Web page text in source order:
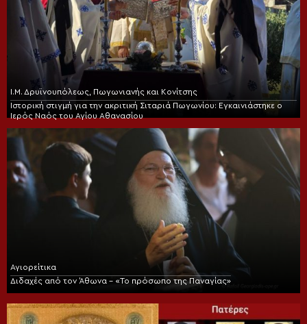
Ι.Μ. Δρυϊνουπόλεως, Πωγωνιανής και Κονίτσης
Ιστορική στιγμή για την ακριτική Σιταριά Πωγωνίου: Εγκαινιάστηκε ο
Ιερός Ναός του Αγίου Αθανασίου
Αγιορείτικα
Διδαχές από τον Άθωνα – «Το πρόσωπο της Παναγίας»